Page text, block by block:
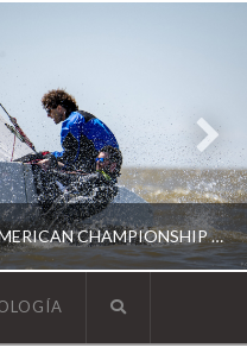
STAR SOUTH AMERICAN CHAMPIONSHIP 2026